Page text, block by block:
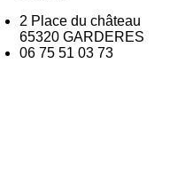
2 Place du château
65320 GARDERES
06 75 51 03 73